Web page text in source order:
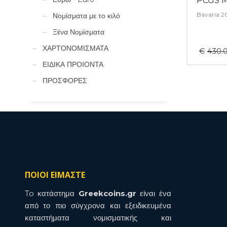
Bavaria
€
Νομίσματα με το κιλό
Ξένα Νομίσματα
ΧΑΡΤΟΝΟΜΙΣΜΑΤΑ
ΕΙΔΙΚΑ ΠΡΟΙΟΝΤΑ
ΠΡΟΣΦΟΡΕΣ
ΠΟΙΟΙ ΕΙΜΑΣΤΕ
To κατάστημα Greekcoins.gr είναι ένα
από το πιο σύγχρονα και εξειδικευμένα
καταστήματα νομισματικής και